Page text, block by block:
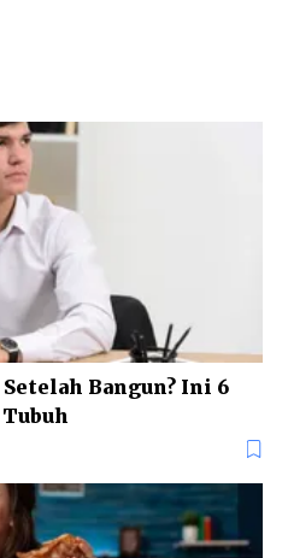
Bangun? Ini 6